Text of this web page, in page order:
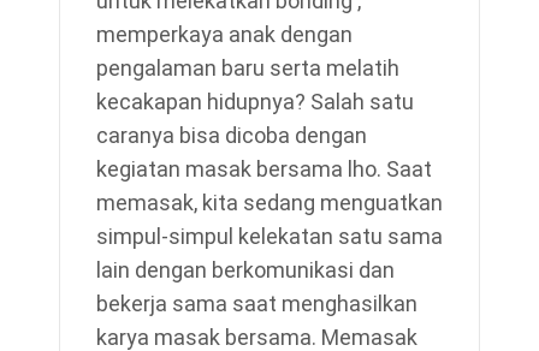
memperkaya anak dengan
pengalaman baru serta melatih
kecakapan hidupnya? Salah satu
caranya bisa dicoba dengan
kegiatan masak bersama lho. Saat
memasak, kita sedang menguatkan
simpul-simpul kelekatan satu sama
lain dengan berkomunikasi dan
bekerja sama saat menghasilkan
karya masak bersama. Memasak